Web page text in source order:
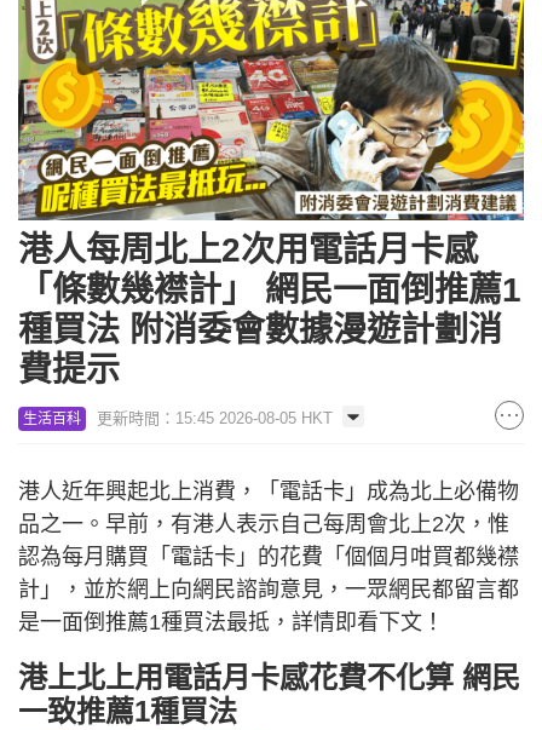
港人每周北上2次用電話月卡感
「條數幾襟計」 網民一面倒推薦1
種買法 附消委會數據漫遊計劃消
費提示
生活百科 更新時間：15:45 2026-08-05 HKT
港人近年興起北上消費，「電話卡」成為北上必備物
品之一。早前，有港人表示自己每周會北上2次，惟
認為每月購買「電話卡」的花費「個個月咁買都幾襟
計」，並於網上向網民諮詢意見，一眾網民都留言都
是一面倒推薦1種買法最抵，詳情即看下文！
港上北上用電話月卡感花費不化算 網民
一致推薦1種買法